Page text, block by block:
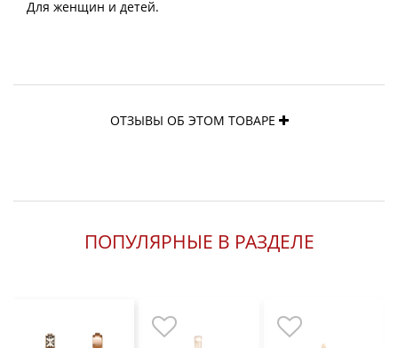
Для женщин и детей.
ОТЗЫВЫ ОБ ЭТОМ ТОВАРЕ
ПОПУЛЯРНЫЕ В РАЗДЕЛЕ